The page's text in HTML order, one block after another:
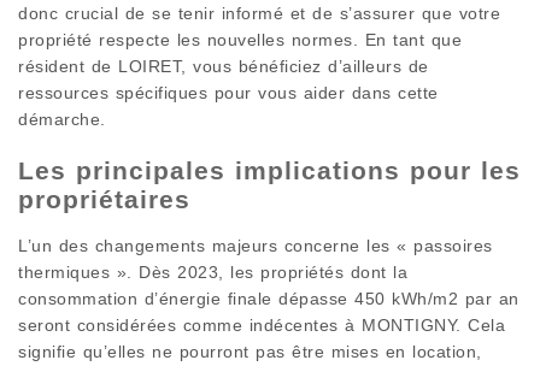
donc crucial de se tenir informé et de s’assurer que votre
propriété respecte les nouvelles normes. En tant que
résident de LOIRET, vous bénéficiez d’ailleurs de
ressources spécifiques pour vous aider dans cette
démarche.
Les principales implications pour les
propriétaires
L’un des changements majeurs concerne les « passoires
thermiques ». Dès 2023, les propriétés dont la
consommation d’énergie finale dépasse 450 kWh/m2 par an
seront considérées comme indécentes à MONTIGNY. Cela
signifie qu’elles ne pourront pas être mises en location,